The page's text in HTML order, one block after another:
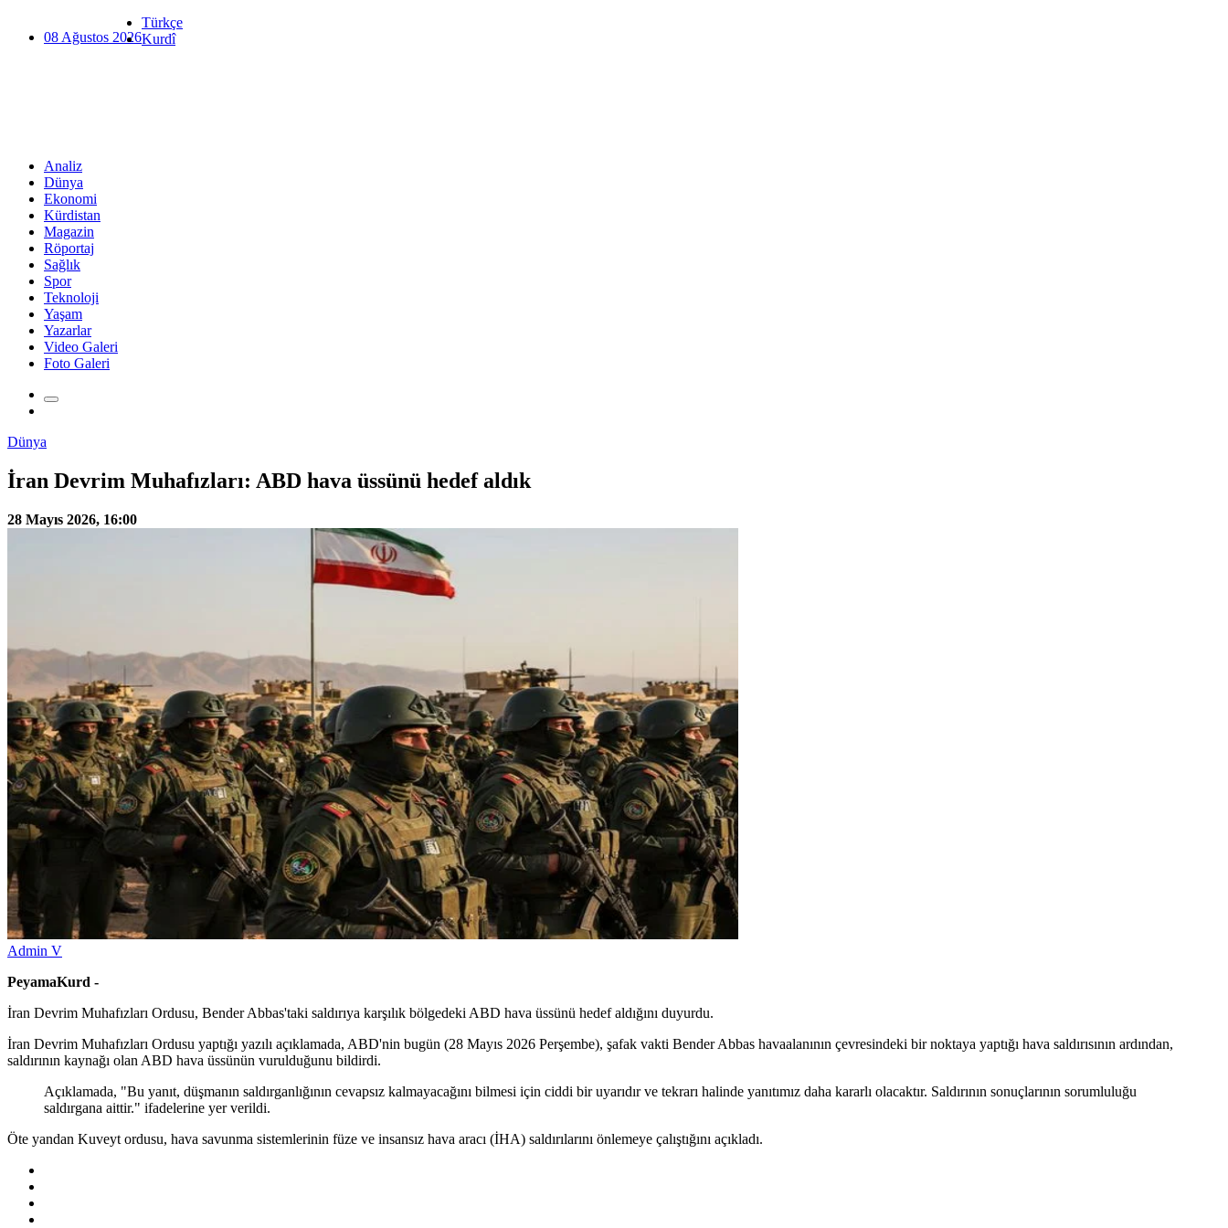
08 Ağustos 2026
Türkçe
Kurdî
Analiz
Dünya
Ekonomi
Kürdistan
Magazin
Röportaj
Sağlık
Spor
Teknoloji
Yaşam
Yazarlar
Video Galeri
Foto Galeri
Dünya
İran Devrim Muhafızları: ABD hava üssünü hedef aldık
28 Mayıs 2026, 16:00
Admin V
PeyamaKurd -
İran Devrim Muhafızları Ordusu, Bender Abbas'taki saldırıya karşılık bölgedeki ABD hava üssünü hedef aldığını duyurdu.
İran Devrim Muhafızları Ordusu yaptığı yazılı açıklamada, ABD'nin bugün (28 Mayıs 2026 Perşembe), şafak vakti Bender Abbas havaalanının çevresindeki bir noktaya yaptığı hava saldırısının ardından,
saldırının kaynağı olan ABD hava üssünün vurulduğunu bildirdi.
Açıklamada, "Bu yanıt, düşmanın saldırganlığının cevapsız kalmayacağını bilmesi için ciddi bir uyarıdır ve tekrarı halinde yanıtımız daha kararlı olacaktır. Saldırının sonuçlarının sorumluluğu
saldırgana aittir." ifadelerine yer verildi.
Öte yandan Kuveyt ordusu, hava savunma sistemlerinin füze ve insansız hava aracı (İHA) saldırılarını önlemeye çalıştığını açıkladı.